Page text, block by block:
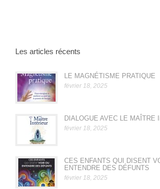
Les articles récents
LE MAGNÉTISME PRATIQUE
février 18, 2025
DIALOGUE AVEC LE MAÎTRE
février 18, 2025
CES ENFANTS QUI DISENT
ENTENDRE DES DÉFUNTS
février 18, 2025